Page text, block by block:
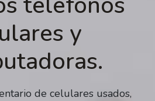
y
de celulares usados,